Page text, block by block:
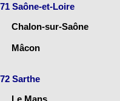
71 Saône-et-Loire
Chalon-sur-Saône
Mâcon
72 Sarthe
Le Mans